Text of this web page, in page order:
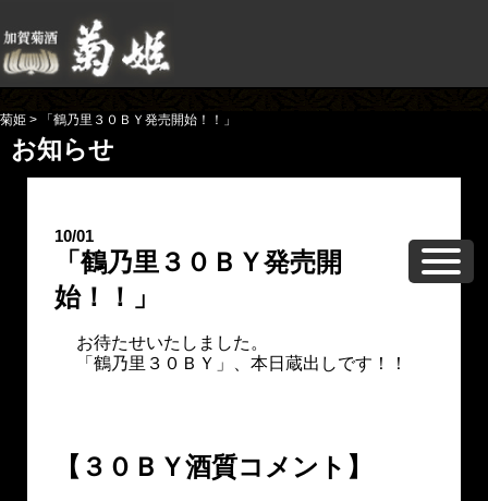
菊姫 > 「鶴乃里３０ＢＹ発売開始！！」
お知らせ
10/01
「鶴乃里３０ＢＹ発売開
始！！」
お待たせいたしました。
「鶴乃里３０ＢＹ」、本日蔵出しです！！
【３０ＢＹ酒質コメント】